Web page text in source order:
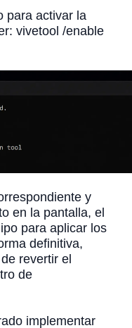
para activar la
vivetool /enable
y
en la pantalla, el
para aplicar los
definitiva,
revertir el
de
implementar